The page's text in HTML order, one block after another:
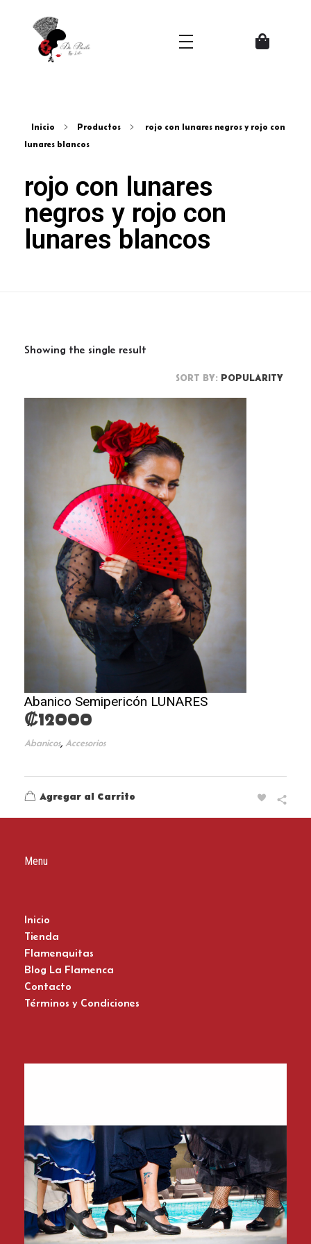
Inicio Productos
rojo con lunares negros y rojo con
lunares blancos
rojo con lunares
negros y rojo con
lunares blancos
Showing the single result
SORT BY: POPULARITY
Abanico Semipericón LUNARES
₡12000
Abanicos,Accesorios
Agregar al Carrito
Menu
Inicio
Tienda
Flamenquitas
Blog La Flamenca
Contacto
Términos y Condiciones
Zapatos del Flamenco